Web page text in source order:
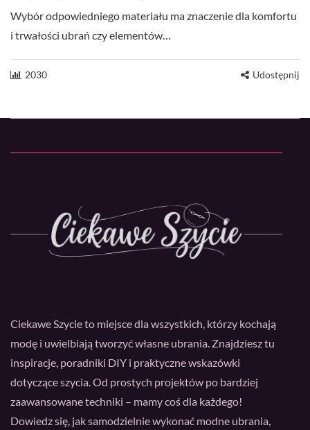
Wybór odpowiedniego materiału ma znaczenie dla komfortu
i trwałości ubrań czy elementów…
2030 Udostępnij
Ciekawe Szycie to miejsce dla wszystkich, którzy kochają
modę i uwielbiają tworzyć własne ubrania. Znajdziesz tu
inspiracje, poradniki DIY i praktyczne wskazówki
dotyczące szycia. Od prostych projektów po bardziej
zaawansowane techniki – mamy coś dla każdego!
Dowiedz się, jak samodzielnie wykonać modne ubrania,